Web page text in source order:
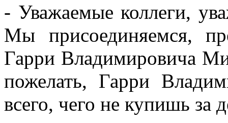
- Уважаемые коллеги,
Мы присоединяемся,
Гарри Владимировича
пожелать, Гарри
всего, чего не купишь за